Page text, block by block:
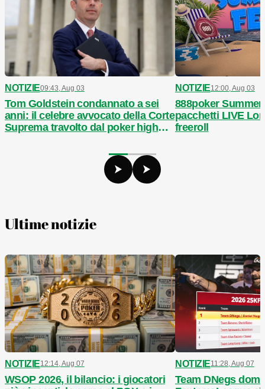
NOTIZIE09:43, Aug 03
Tom Goldstein condannato a sei
anni: il celebre avvocato della Corte
Suprema travolto dal poker high
NOTIZIE12:00, Aug 03
888poker
pacchetti LIVE
freeroll
Ultime notizie
NOTIZIE12:14, Aug 07
WSOP 2026, il bilancio: i giocatori
NOTIZIE11:28, Aug 07
Team DNegs